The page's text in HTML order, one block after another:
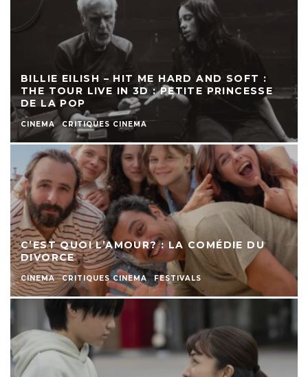
BILLIE EILISH – HIT ME HARD AND SOFT :
THE TOUR LIVE IN 3D : PETITE PRINCESSE
DE LA POP
CINEMA CRITIQUES CINEMA
C’EST QUOI L’AMOUR? : LA COMÉDIE DU
DIVORCE
CINEMA CRITIQUES CINEMA FESTIVALS